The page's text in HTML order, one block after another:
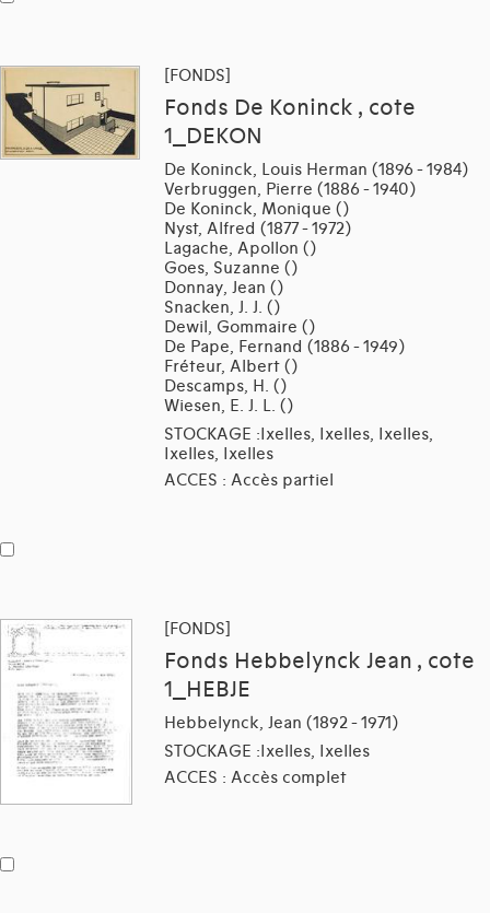
[FONDS]
Fonds De Koninck , cote
1_DEKON
De Koninck, Louis Herman (1896 - 1984)
Verbruggen, Pierre (1886 - 1940)
De Koninck, Monique ()
Nyst, Alfred (1877 - 1972)
Lagache, Apollon ()
Goes, Suzanne ()
Donnay, Jean ()
Snacken, J. J. ()
Dewil, Gommaire ()
De Pape, Fernand (1886 - 1949)
Fréteur, Albert ()
Descamps, H. ()
Wiesen, E. J. L. ()
STOCKAGE :Ixelles, Ixelles, Ixelles,
Ixelles, Ixelles
ACCES : Accès partiel
[FONDS]
Fonds Hebbelynck Jean , cote
1_HEBJE
Hebbelynck, Jean (1892 - 1971)
STOCKAGE :Ixelles, Ixelles
ACCES : Accès complet